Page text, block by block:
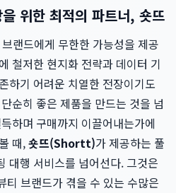
위한 최적의 파트너, 숏뜨
랜드에게 무한한 가능성을 제공
철저한 현지화 전략과 데이터 기
하기 어려운 치열한 전장이기도
순히 좋은 제품을 만드는 것을 넘
하며 구매까지 이끌어내는가에
때,숏뜨(Shortt)가 제공하는 풀
대행 서비스를 넘어선다. 그것은
티 브랜드가 겪을 수 있는 수많은